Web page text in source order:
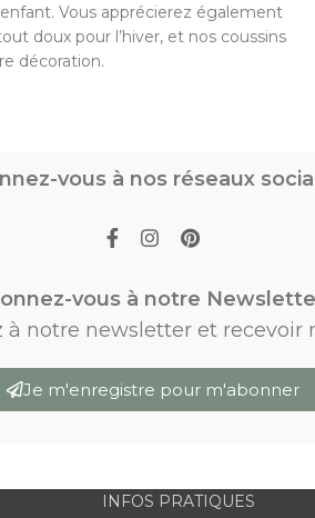
Vous apprécierez également
doux pour l’hiver, et nos coussins
décoration.
vous à nos réseaux
vous à notre
notre newsletter et recevoir
Je m'enregistre pour m'abonner
INFOS PRATIQUES